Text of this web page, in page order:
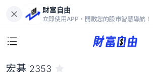
財富自由
立即使用APP，開啟您的股市智慧導航！
30.25
0.83%
宏碁 2353